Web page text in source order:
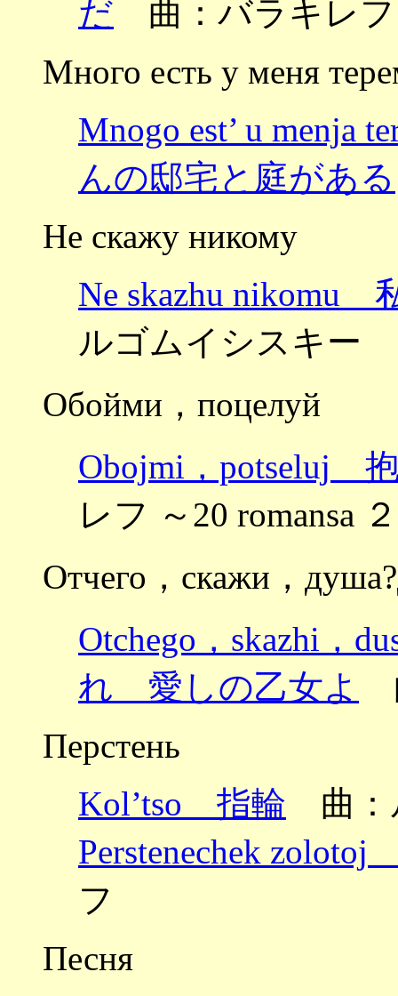
だ 曲：バラキレフ
Много есть у меня
Mnogo est’ u menja
んの邸宅と庭がある
Не скажу никому
Ne skazhu nikomu
ルゴムイシスキー
Обойми，поцелуй
Obojmi，potseluj
レフ ～20 romansa
Отчего，скажи，
Otchego，skazhi，
れ 愛しの乙女よ
Перстень
Kol’tso 指輪 曲：
Perstenechek
フ
Песня